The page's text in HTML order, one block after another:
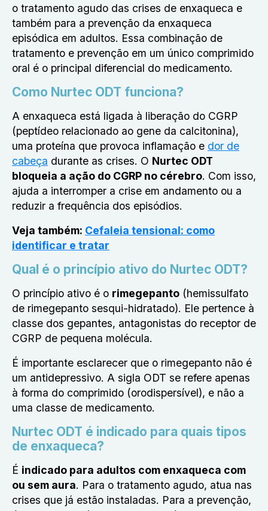
o tratamento agudo das crises de enxaqueca e
também para a prevenção da enxaqueca
episódica em adultos. Essa combinação de
tratamento e prevenção em um único comprimido
oral é o principal diferencial do medicamento.
Como Nurtec ODT funciona?
A enxaqueca está ligada à liberação do CGRP
(peptídeo relacionado ao gene da calcitonina),
uma proteína que provoca inflamação e dor de
cabeça durante as crises. O Nurtec ODT
bloqueia a ação do CGRP no cérebro. Com isso,
ajuda a interromper a crise em andamento ou a
reduzir a frequência dos episódios.
Veja também: Cefaleia tensional: como
identificar e tratar
Qual é o princípio ativo do Nurtec ODT?
O princípio ativo é o rimegepanto (hemissulfato
de rimegepanto sesqui-hidratado). Ele pertence à
classe dos gepantes, antagonistas do receptor de
CGRP de pequena molécula.
É importante esclarecer que o rimegepanto não é
um antidepressivo. A sigla ODT se refere apenas
à forma do comprimido (orodispersível), e não a
uma classe de medicamento.
Nurtec ODT é indicado para quais tipos
de enxaqueca?
É indicado para adultos com enxaqueca com
ou sem aura. Para o tratamento agudo, atua nas
crises que já estão instaladas. Para a prevenção,